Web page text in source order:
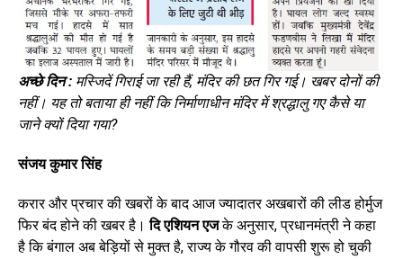
अच्छे दिन : मस्जिदें गिराई जा रही हैं, मंदिर की छत गिर गई। खबर दोनों की
नहीं। यह तो बताया ही नहीं कि निर्माणाधीन मंदिर में श्रद्धालु गए कैसे या
जाने क्यों दिया गया?
संजय कुमार सिंह
करार और प्रचार की खबरों के बाद आज ज्यादातर अखबारों की लीड होर्मुज
फिर बंद होने की खबर है।दि एशियन एजके अनुसार, प्रधानमंत्री ने कहा
है कि बंगाल अब बेड़ियों से मुक्त है, राज्य के गौरव की वापसी शुरू हो चुकी